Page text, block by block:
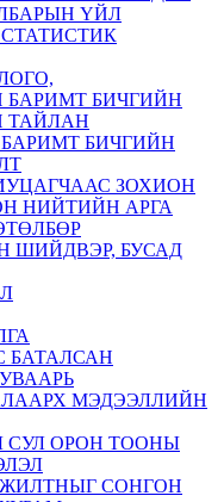
ҮЙЛ
БИЧГИЙН
ТАЙЛАН
БИЧГИЙН
ЗОХИОН
НИЙТИЙН АРГА
ШИЙДВЭР, БУСАД
БАТАЛСАН
МЭДЭЭЛЛИЙН
ОРОН ТООНЫ
СОНГОН